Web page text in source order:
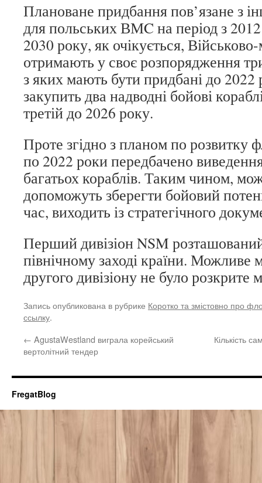
Плановане придбання пов’язане з
для польських ВМC на період з
2030 року, як очікується,
отримають у своє розпорядження
з яких мають бути придбані до 2022
закупить два надводні бойові
третій до 2026 року.
Проте згідно з планом по розвитку
по 2022 роки передбачено виведення
багатьох кораблів. Таким чином,
допоможуть зберегти бойовий
час, виходить із стратегічного
Перший дивізіон NSM
північному заході країни. Можливе
другого дивізіону не було розкрите
Запись опубликована в рубрике Коротко та змістовно про
ссылку.
← AgustaWestland виграла корейський
вертолітний тендер
Кількість
FregatBlog